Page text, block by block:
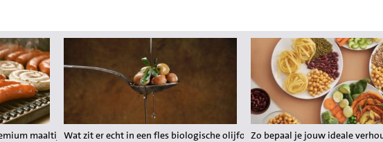
maaltijd zonder gedoe
Wat zit er echt in een fles biologische olijfolie?Zo bepaal je jouw ideale